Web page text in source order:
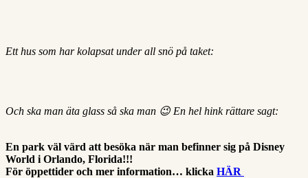
Ett hus som har kolapsat under all snö på taket:
Och ska man äta glass så ska man 😉 En hel hink rättare sagt:
En park väl värd att besöka när man befinner sig på Disney
World i Orlando, Florida!!!
För öppettider och mer information… klicka HÄR